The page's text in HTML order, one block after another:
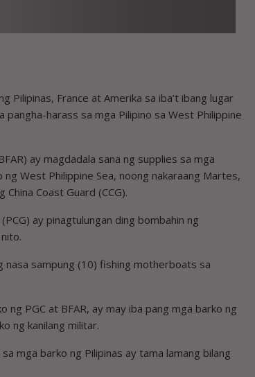
Pilipinas, France at Amerika sa iba’t ibang lugar
pangha-harass sa mga Pilipino sa West Philippine
ay magdadala sana ng supplies sa mga
West Philippine Sea, noong nakaraang Martes,
Coast Guard (CCG).
ay pinagtulungan ding bombahin ng
nasa sampung (10) fishing motherboats sa
ng PGC at BFAR, ay may iba pang mga barko ng
ng kanilang militar.
mga barko ng Pilipinas ay tama lamang bilang